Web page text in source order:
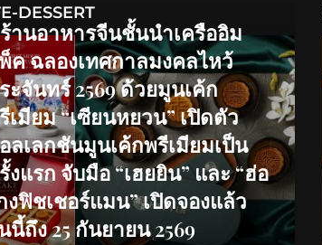
DESSERT
านอาหารจีนชั้นนำเครืออิม
ค ฉลองเทศกาลมงคลไหว้
ะจันทร์ 2569 ด้วยมูนเค้ก
เมียม “เซียนหยวน” เปิดตัว
ลเลกชันมูนเค้กพรีเมียมเป็น
งแรก จับมือ “เฮยยิน” และ “ฮ่อ
งฟิชเชอร์แมน” เปิดจองแล้ว
นี้ถึง 25 กันยายน 2569